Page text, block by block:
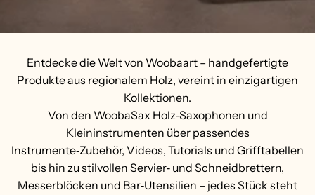
Entdecke die Welt von Woobaart – handgefertigte
Produkte aus regionalem Holz, vereint in einzigartigen
Kollektionen.
Von den WoobaSax Holz‑Saxophonen und
Kleininstrumenten über passendes
Instrumente‑Zubehör, Videos, Tutorials und Grifftabellen
bis hin zu stilvollen Servier‑ und Schneidbrettern,
Messerblöcken und Bar‑Utensilien – jedes Stück steht